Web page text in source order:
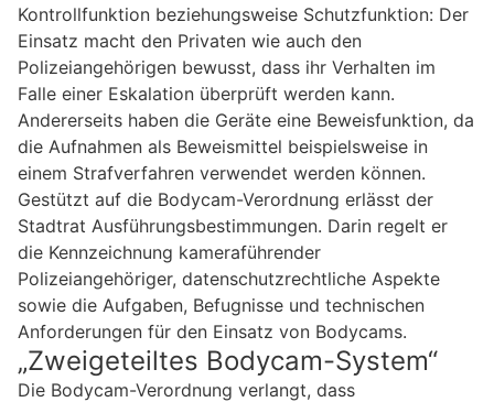
Kontrollfunktion beziehungsweise Schutzfunktion: Der
Einsatz macht den Privaten wie auch den
Polizeiangehörigen bewusst, dass ihr Verhalten im
Falle einer Eskalation überprüft werden kann.
Andererseits haben die Geräte eine Beweisfunktion, da
die Aufnahmen als Beweismittel beispielsweise in
einem Strafverfahren verwendet werden können.
Gestützt auf die Bodycam-Verordnung erlässt der
Stadtrat Ausführungsbestimmungen. Darin regelt er
die Kennzeichnung kameraführender
Polizeiangehöriger, datenschutzrechtliche Aspekte
sowie die Aufgaben, Befugnisse und technischen
Anforderungen für den Einsatz von Bodycams.
„Zweigeteiltes Bodycam-System“
Die Bodycam-Verordnung verlangt, dass